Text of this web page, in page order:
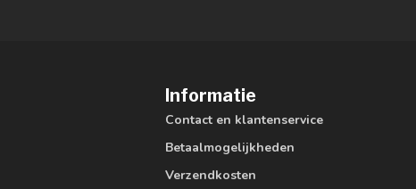
Informatie
Contact en klantenservice
Betaalmogelijkheden
Verzendkosten